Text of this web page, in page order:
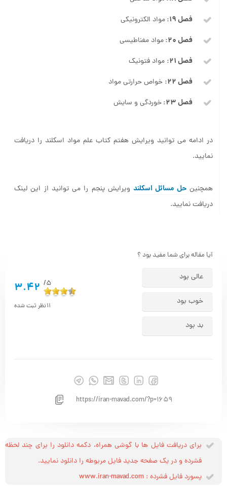
فصل ۱۹: مواد الکترونیکی
فصل ۲۰: مواد مغناطیسی
فصل ۲۱: مواد فتونیک
فصل ۲۲: خواص حرارتی مواد
فصل ۲۳: خوردگی و سایش
در ادامه می توانید ویرایش هفتم کتاب علم مواد اسکلند را دریافت
نمایید.
همچنینحل مسائل اسکلندویرایش پنجم را می توانید از این لینک
دریافت نمایید.
آیا مقاله برای شما مفید بود ؟
عالی بود
خوب بود
بد بود
5/
3.42
11نظر ثبت شده
https://iran-mavad.com/?p=1659
برای دریافت فایل ها با گوشی همراه، دکمه دانلود را برای چند لحظه
فشرده و در یک صفحه جدید فایل مربوطه را دانلود نمایید.
پسورد فایل فشرده : www.iran-mavad.com